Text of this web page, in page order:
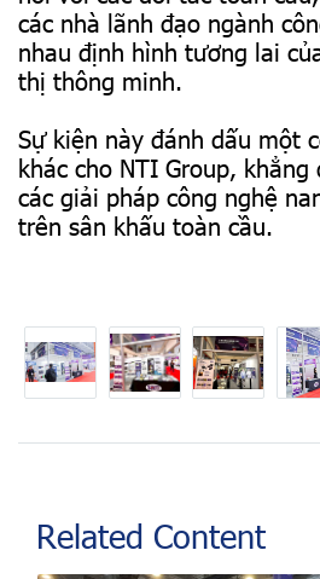
các nhà lãnh đạo ngành
nhau định hình tương lai
thị thông minh.
Sự kiện này đánh dấu một
khác cho NTI Group,
các giải pháp công nghệ
trên sân khấu toàn cầu.
Related Content